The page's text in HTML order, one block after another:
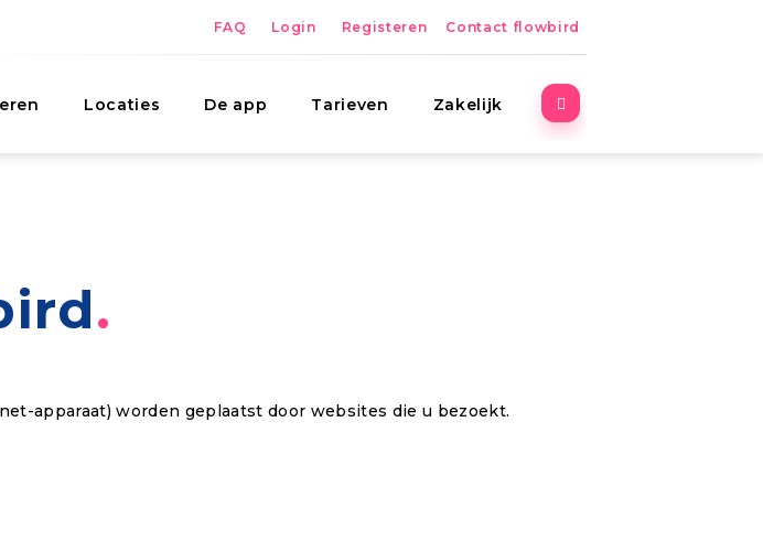
FAQ Login Registeren Contact flowbird
Locaties De app Tarieven Zakelijk
apparaat) worden geplaatst door websites die u bezoekt.